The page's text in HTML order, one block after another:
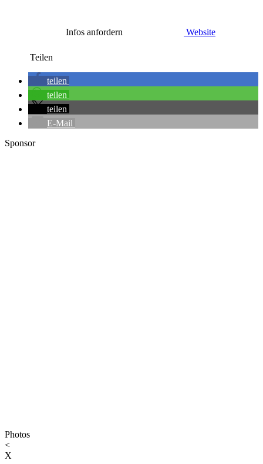
Infos anfordern Website
Teilen
teilen
teilen
teilen
E-Mail
Sponsor
Photos
<
X